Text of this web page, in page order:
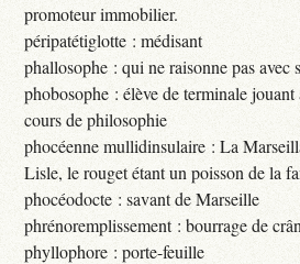
promoteur immobilier.
péripatétiglotte : médisant
phallosophe : qui ne raisonne pas avec
phobosophe : élève de terminale
cours de philosophie
phocéenne mullidinsulaire : La
Lisle, le rouget étant un poisson de la
phocéodocte : savant de Marseille
phrénoremplissement : bourrage de
phyllophore : porte-feuille